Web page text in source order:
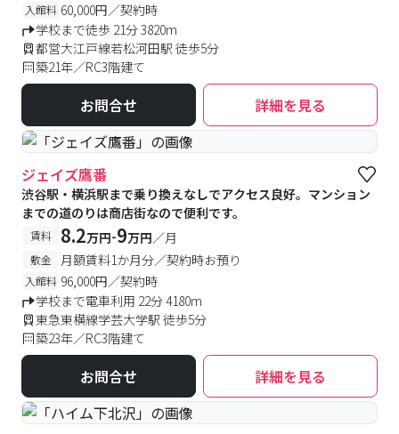
入館料 60,000円／契約時
学校まで徒歩 21分 3820m
都営大江戸線若松河田駅 徒歩5分
築21年／RC3階建て
お問合せ 詳細を見る
ジェイズ鷹番
渋谷駅・横浜駅まで乗り換えなしでアクセス良好。マンション
までの道のりは商店街なので便利です。
賃料 8.2万円-9万円／月
敷金 月額賃料1か月分／契約時お預り
入館料 96,000円／契約時
学校まで電車利用 22分 4180m
東急東横線学芸大学駅 徒歩5分
築23年／RC3階建て
お問合せ 詳細を見る